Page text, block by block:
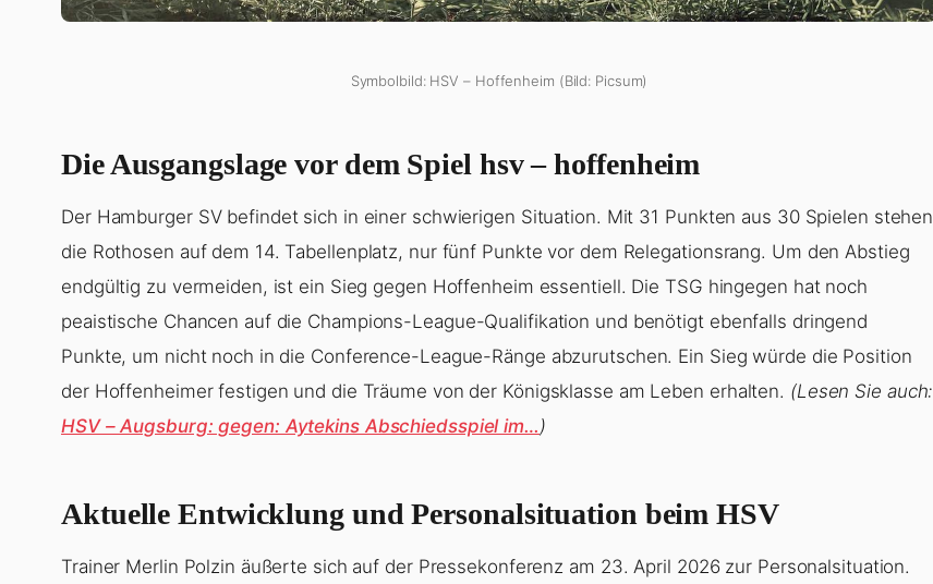
Symbolbild: HSV – Hoffenheim (Bild: Picsum)
Die Ausgangslage vor dem Spiel hsv – hoffenheim
Der Hamburger SV befindet sich in einer schwierigen Situation. Mit 31 Punkten aus 30 Spielen stehen
die Rothosen auf dem 14. Tabellenplatz, nur fünf Punkte vor dem Relegationsrang. Um den Abstieg
endgültig zu vermeiden, ist ein Sieg gegen Hoffenheim essentiell. Die TSG hingegen hat noch
реаistische Chancen auf die Champions-League-Qualifikation und benötigt ebenfalls dringend
Punkte, um nicht noch in die Conference-League-Ränge abzurutschen. Ein Sieg würde die Position
der Hoffenheimer festigen und die Träume von der Königsklasse am Leben erhalten. (Lesen Sie auch:
HSV – Augsburg: gegen: Aytekins Abschiedsspiel im… )
Aktuelle Entwicklung und Personalsituation beim HSV
Trainer Merlin Polzin äußerte sich auf der Pressekonferenz am 23. April 2026 zur Personalsituation.